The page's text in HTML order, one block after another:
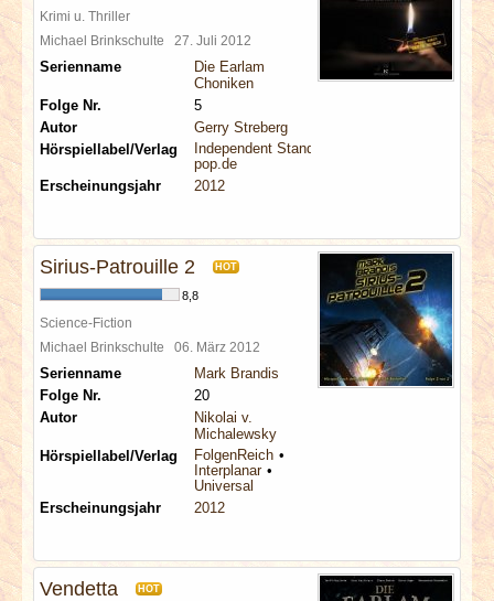
Krimi u. Thriller
Michael Brinkschulte 27. Juli 2012
Serienname
Die Earlam
Choniken
Folge Nr.
5
Autor
Gerry Streberg
Hörspiellabel/Verlag
Independent Standard
pop.de
Erscheinungsjahr
2012
Sirius-Patrouille 2 HOT
8,8
Science-Fiction
Michael Brinkschulte 06. März 2012
Serienname
Mark Brandis
Folge Nr.
20
Autor
Nikolai v.
Michalewsky
Hörspiellabel/Verlag
FolgenReich
Interplanar
Universal
Erscheinungsjahr
2012
Vendetta HOT